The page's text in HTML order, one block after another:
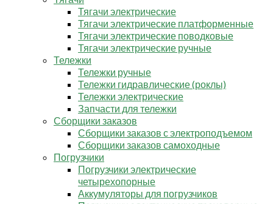
Тягачи электрические
Тягачи электрические платформенные
Тягачи электрические поводковые
Тягачи электрические ручные
Тележки
Тележки ручные
Тележки гидравлические (роклы)
Тележки электрические
Запчасти для тележки
Сборщики заказов
Сборщики заказов с электроподъемом
Сборщики заказов самоходные
Погрузчики
Погрузчики электрические
четырехопорные
Аккумуляторы для погрузчиков